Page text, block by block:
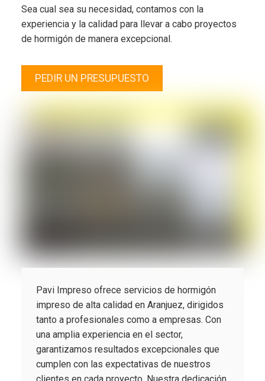
Sea cual sea su necesidad, contamos con la
experiencia y la calidad para llevar a cabo proyectos
de hormigón de manera excepcional.
PEDIR UN PRESUPUESTO
Pavi Impreso ofrece servicios de hormigón
impreso de alta calidad en Aranjuez, dirigidos
tanto a profesionales como a empresas. Con
una amplia experiencia en el sector,
garantizamos resultados excepcionales que
cumplen con las expectativas de nuestros